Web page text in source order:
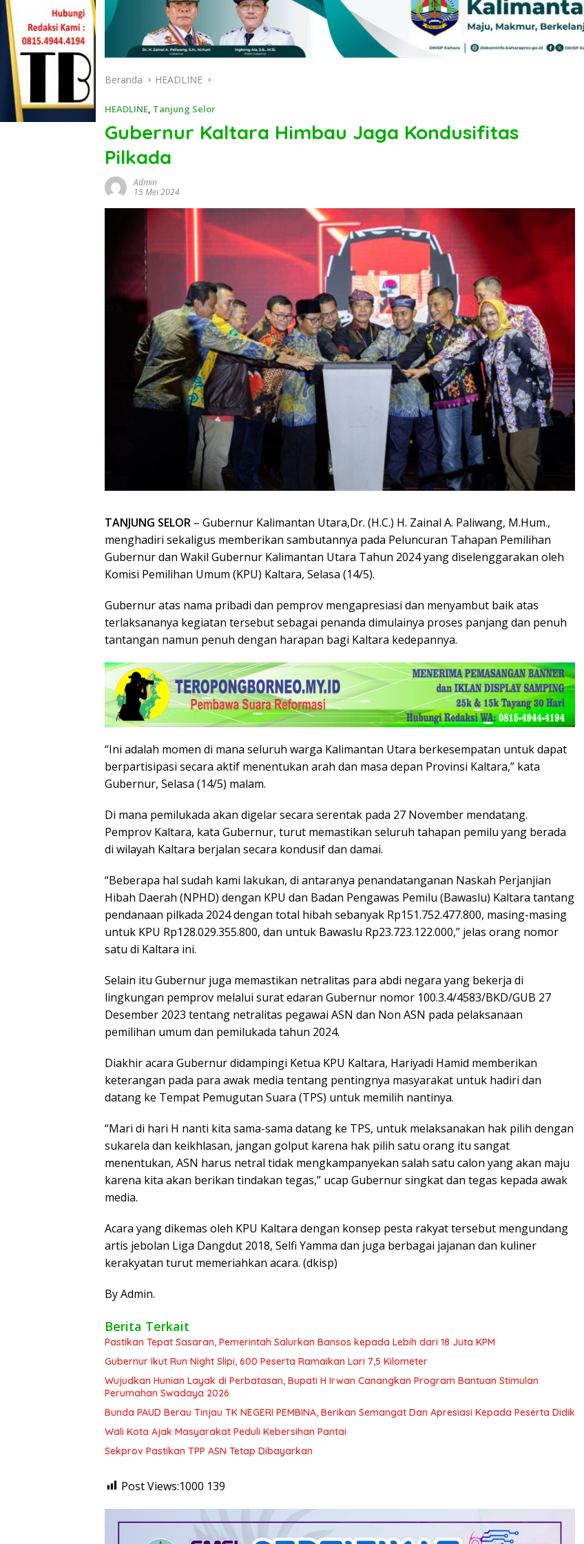
Beranda HEADLINE
HEADLINE, Tanjung Selor
Gubernur Kaltara Himbau Jaga Kondusifitas
Pilkada
Admin
15 Mei 2024
TANJUNG SELOR – Gubernur Kalimantan Utara,Dr. (H.C.) H. Zainal A. Paliwang, M.Hum.,
menghadiri sekaligus memberikan sambutannya pada Peluncuran Tahapan Pemilihan
Gubernur dan Wakil Gubernur Kalimantan Utara Tahun 2024 yang diselenggarakan oleh
Komisi Pemilihan Umum (KPU) Kaltara, Selasa (14/5).
Gubernur atas nama pribadi dan pemprov mengapresiasi dan menyambut baik atas
terlaksananya kegiatan tersebut sebagai penanda dimulainya proses panjang dan penuh
tantangan namun penuh dengan harapan bagi Kaltara kedepannya.
“Ini adalah momen di mana seluruh warga Kalimantan Utara berkesempatan untuk dapat
berpartisipasi secara aktif menentukan arah dan masa depan Provinsi Kaltara,” kata
Gubernur, Selasa (14/5) malam.
Di mana pemilukada akan digelar secara serentak pada 27 November mendatang.
Pemprov Kaltara, kata Gubernur, turut memastikan seluruh tahapan pemilu yang berada
di wilayah Kaltara berjalan secara kondusif dan damai.
“Beberapa hal sudah kami lakukan, di antaranya penandatanganan Naskah Perjanjian
Hibah Daerah (NPHD) dengan KPU dan Badan Pengawas Pemilu (Bawaslu) Kaltara tantang
pendanaan pilkada 2024 dengan total hibah sebanyak Rp151.752.477.800, masing-masing
untuk KPU Rp128.029.355.800, dan untuk Bawaslu Rp23.723.122.000,” jelas orang nomor
satu di Kaltara ini.
Selain itu Gubernur juga memastikan netralitas para abdi negara yang bekerja di
lingkungan pemprov melalui surat edaran Gubernur nomor 100.3.4/4583/BKD/GUB 27
Desember 2023 tentang netralitas pegawai ASN dan Non ASN pada pelaksanaan
pemilihan umum dan pemilukada tahun 2024.
Diakhir acara Gubernur didampingi Ketua KPU Kaltara, Hariyadi Hamid memberikan
keterangan pada para awak media tentang pentingnya masyarakat untuk hadiri dan
datang ke Tempat Pemugutan Suara (TPS) untuk memilih nantinya.
“Mari di hari H nanti kita sama-sama datang ke TPS, untuk melaksanakan hak pilih dengan
sukarela dan keikhlasan, jangan golput karena hak pilih satu orang itu sangat
menentukan, ASN harus netral tidak mengkampanyekan salah satu calon yang akan maju
karena kita akan berikan tindakan tegas,” ucap Gubernur singkat dan tegas kepada awak
media.
Acara yang dikemas oleh KPU Kaltara dengan konsep pesta rakyat tersebut mengundang
artis jebolan Liga Dangdut 2018, Selfi Yamma dan juga berbagai jajanan dan kuliner
kerakyatan turut memeriahkan acara. (dkisp)
By Admin.
Berita Terkait
Pastikan Tepat Sasaran, Pemerintah Salurkan Bansos kepada Lebih dari 18 Juta KPM
Gubernur Ikut Run Night Slipi, 600 Peserta Ramaikan Lari 7,5 Kilometer
Wujudkan Hunian Layak di Perbatasan, Bupati H Irwan Canangkan Program Bantuan Stimulan
Perumahan Swadaya 2026
Bunda PAUD Berau Tinjau TK NEGERI PEMBINA, Berikan Semangat Dan Apresiasi Kepada Peserta Didik
Wali Kota Ajak Masyarakat Peduli Kebersihan Pantai
Sekprov Pastikan TPP ASN Tetap Dibayarkan
Post Views:1000 139